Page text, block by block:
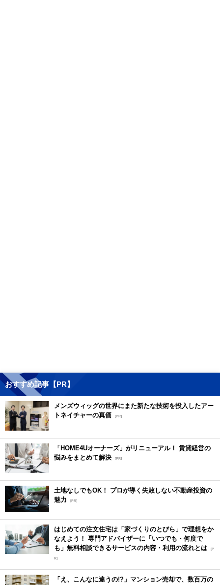
おすすめ記事【PR】
メンズウィッグの世界にまた新たな技術を投入したアー
トネイチャーの真価 [PR]
「HOME4Uオーナーズ」がリニューアル！ 賃貸経営の
悩みをまとめて解決 [PR]
土地なしでもOK！ プロが導く失敗しない不動産投資の
魅力
[PR]
はじめての注文住宅は「家づくりのとびら」で理想をか
なえよう！ 専門アドバイザーに「いつでも・何度で
も」無料相談できるサービスの内容・利用の流れとは [P
R]
「え、こんなに違うの!?」マンション売却で、数百万の